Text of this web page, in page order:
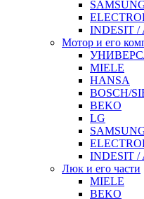
INDESIT /
Мотор и его
MIELE
HANSA
BOSCH/
BEKO
LG
INDESIT /
Люк и его части
MIELE
BEKO